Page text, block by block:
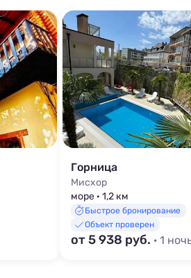
Горница
Мисхор
море · 1,2 км
Быстрое бронирование
Объект проверен
от 5 938 руб. · 1